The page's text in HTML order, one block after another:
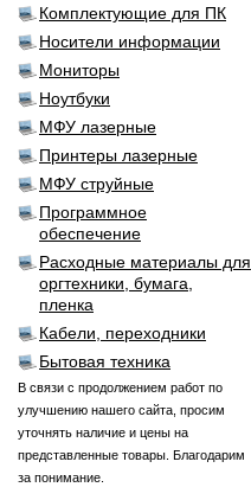
Комплектующие для ПК
Носители информации
Мониторы
Ноутбуки
МФУ лазерные
Принтеры лазерные
МФУ струйные
Программное
обеспечение
Расходные материалы для
оргтехники, бумага,
пленка
Кабели, переходники
Бытовая техника
В связи с продолжением работ по
улучшению нашего сайта, просим
уточнять наличие и цены на
представленные товары. Благодарим
за понимание.